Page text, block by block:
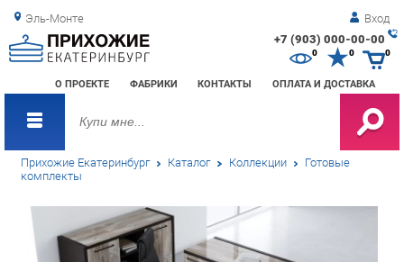
Эль-Монте Вход
+7 (903) 000-00-00
О ПРОЕКТЕ ФАБРИКИ КОНТАКТЫ ОПЛАТА И ДОСТАВКА
0 0
Прихожие Екатеринбург Каталог Коллекции Готовые
комплекты